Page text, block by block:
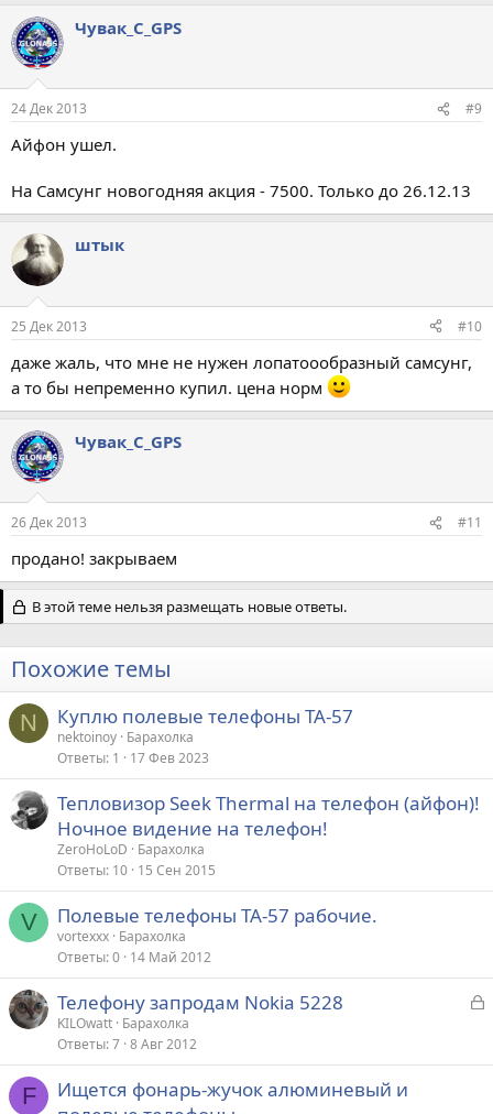
Чувак_С_GPS
24 Дек 2013 #9
Айфон ушел.
На Самсунг новогодняя акция - 7500. Только до 26.12.13
штык
25 Дек 2013 #10
даже жаль, что мне не нужен лопатоообразный самсунг,
а то бы непременно купил. цена норм
Чувак_С_GPS
26 Дек 2013 #11
продано! закрываем
В этой теме нельзя размещать новые ответы.
Похожие темы
N Куплю полевые телефоны ТА-57
nektoinoy Барахолка
Ответы 1 17 Фев 2023
Тепловизор Seek Thermal на телефон (айфон)!
Ночное видение на телефон!
ZeroHoLoD
Барахолка
Ответы 10 15 Сен 2015
V Полевые телефоны ТА-57 рабочие.
vortexxx Барахолка
Ответы 0 14 Май 2012
З
р
Телефону запродам Nokia 5228
KILOwatt Барахолка
Ответы 7 8 Авг 2012
F
Ищется фонарь-жучок алюминевый и